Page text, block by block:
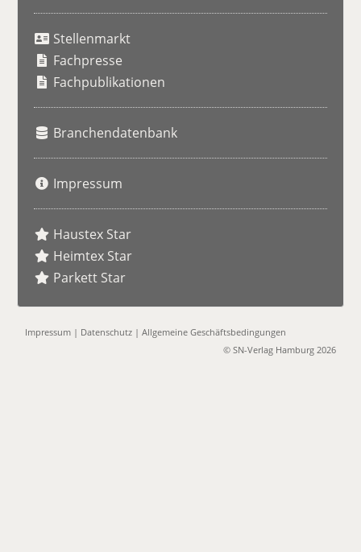
Stellenmarkt
Fachpresse
Fachpublikationen
Branchendatenbank
Impressum
Haustex Star
Heimtex Star
Parkett Star
Impressum | Datenschutz |Allgemeine Geschäftsbedingungen
© SN-Verlag Hamburg 2026